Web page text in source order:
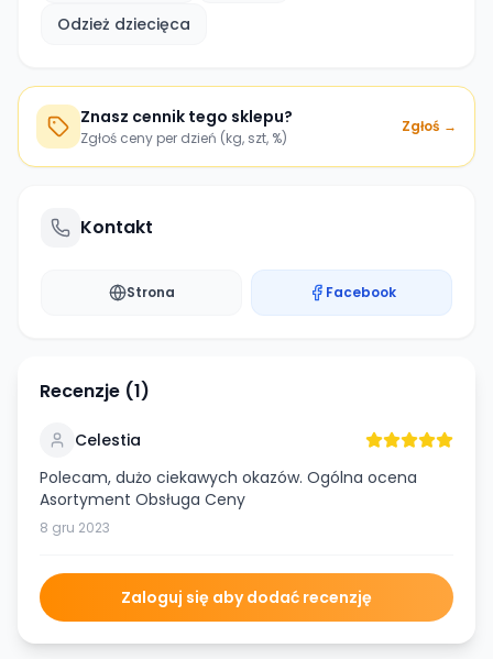
Odzież dziecięca
Znasz cennik tego sklepu?
Zgłoś ceny per dzień (kg, szt, %)
Zgłoś →
Kontakt
Strona Facebook
Recenzje (1)
Celestia
Polecam, dużo ciekawych okazów. Ogólna ocena
Asortyment Obsługa Ceny
8 gru 2023
Zaloguj się aby dodać recenzję